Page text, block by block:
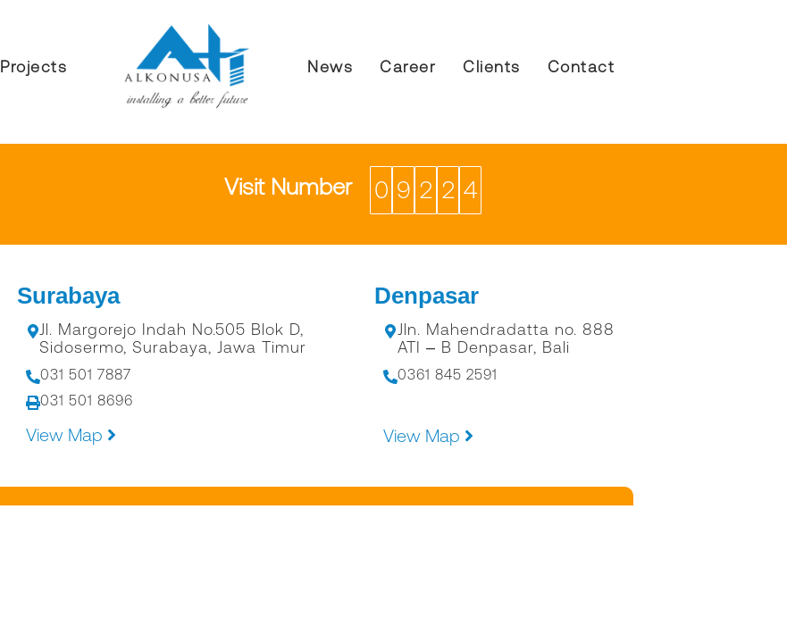
Projects News Career Clients Contact
Visit Number 0 9 2 2 4
Surabaya
Jl. Margorejo Indah No.505 Blok D,
Sidosermo, Surabaya, Jawa Timur
031 501 7887
031 501 8696
View Map
Denpasar
Jln. Mahendradatta no. 888
ATI – B Denpasar, Bali
0361 845 2591
View Map